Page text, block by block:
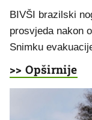
BIVŠI brazilski
prosvjeda nakon
Snimku
>> Opširnije